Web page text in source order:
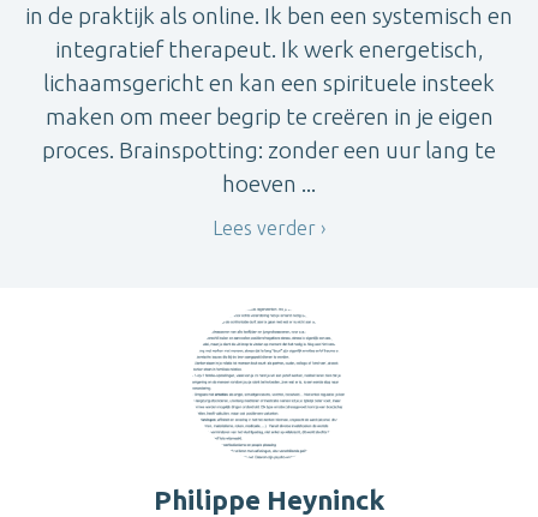
in de praktijk als online. Ik ben een systemisch en
integratief therapeut. Ik werk energetisch,
lichaamsgericht en kan een spirituele insteek
maken om meer begrip te creëren in je eigen
proces. Brainspotting: zonder een uur lang te
hoeven ...
Lees verder
Philippe Heyninck